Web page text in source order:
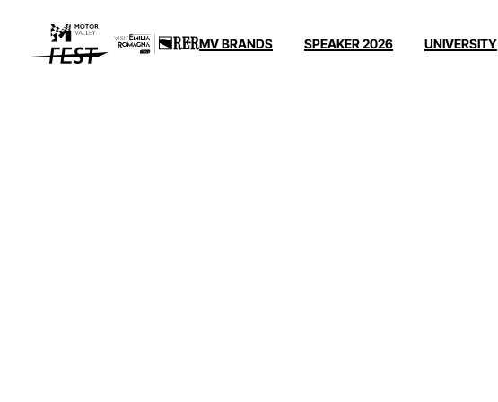
MV BRANDS SPEAKER 2026 UNIVERSITY